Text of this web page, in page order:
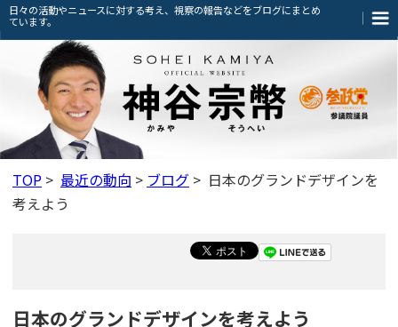
日々の活動やニュースに対する考え、視察の報告などをブログにまとめ
ています。
TOP > 最近の動向 > ブログ > 日本のグランドデザインを
考えよう
日本のグランドデザインを考えよう